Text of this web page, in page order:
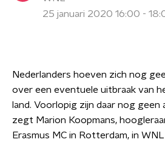
25 januari 2020 16:00 -
Nederlanders hoeven zich nog
over een eventuele uitbraak van
land. Voorlopig zijn daar nog geen
zegt Marion Koopmans,
Erasmus MC in Rotterdam, in